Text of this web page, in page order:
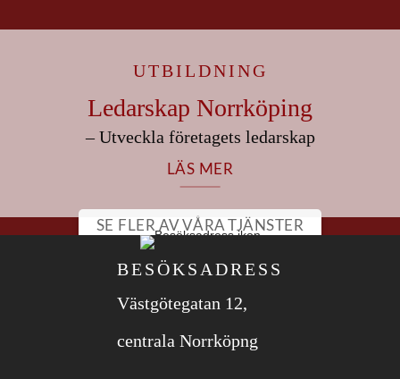
UTBILDNING
Ledarskap Norrköping
– Utveckla företagets ledarskap
LÄS MER
SE FLER AV VÅRA TJÄNSTER
BESÖKSADRESS
Västgötegatan 12,
centrala Norrköpng